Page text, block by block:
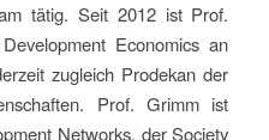
tätig. Seit 2012 ist Prof.
Economics an
zugleich Prodekan der
Prof. Grimm ist
Networks, der Society